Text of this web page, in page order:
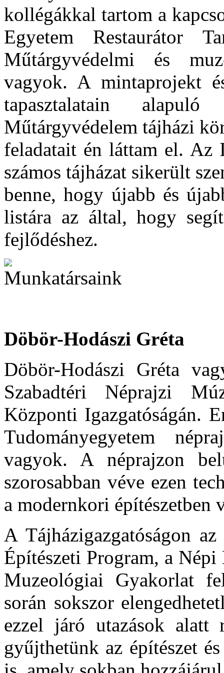
kollégákkal tartom a
Egyetem Restaurátor
Műtárgyvédelmi és
vagyok. A mintaprojekt
tapasztalatain
Műtárgyvédelem tájházi
feladatait én láttam el. Az
számos tájházat sikerült
benne, hogy újabb és
listára az által, hogy
fejlődéshez.
Döbör-Hodászi Gréta
Döbör-Hodászi Gréta
Szabadtéri Néprajzi
Központi Igazgatóságán.
Tudományegyetem
vagyok. A néprajzon
szorosabban véve ezen
a modernkori építészetben
A Tájházigazgatóságon
Építészeti Program, a
Muzeológiai Gyakorlat
során sokszor
ezzel járó utazások alatt
gyűjthetünk az építészet